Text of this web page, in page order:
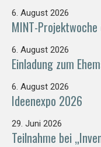
6. August 2026
MINT-
6. August 2026
Einladung zum
6. August 2026
Ideenexpo 2026
29. Juni 2026
Teilnahme bei